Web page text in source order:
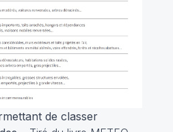
de classer